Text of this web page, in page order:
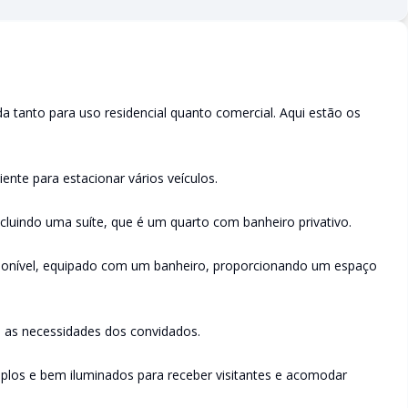
tanto para uso residencial quanto comercial. Aqui estão os
para estacionar vários veículos.
uma suíte, que é um quarto com banheiro privativo.
equipado com um banheiro, proporcionando um espaço
necessidades dos convidados.
e bem iluminados para receber visitantes e acomodar